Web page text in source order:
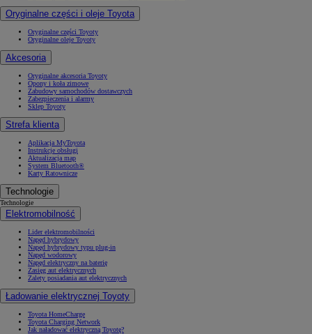
Oryginalne części i oleje Toyota
Oryginalne części Toyoty
Oryginalne oleje Toyoty
Akcesoria
Oryginalne akcesoria Toyoty
Opony i koła zimowe
Zabudowy samochodów dostawczych
Zabezpieczenia i alarmy
Sklep Toyoty
Strefa klienta
Aplikacja MyToyota
Instrukcje obsługi
Aktualizacja map
System Bluetooth®
Karty Ratownicze
Technologie
Technologie
Elektromobilność
Lider elektromobilności
Napęd hybrydowy
Napęd hybrydowy typu plug-in
Napęd wodorowy
Napęd elektryczny na baterię
Zasięg aut elektrycznych
Zalety posiadania aut elektrycznych
Ładowanie elektrycznej Toyoty
Toyota HomeCharge
Toyota Charging Network
Jak naładować elektryczną Toyotę?